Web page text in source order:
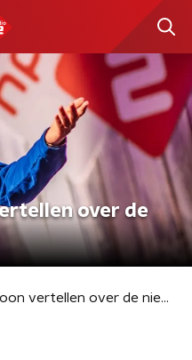
over de
Bløf en Typhoon vertellen over de nieuwe single